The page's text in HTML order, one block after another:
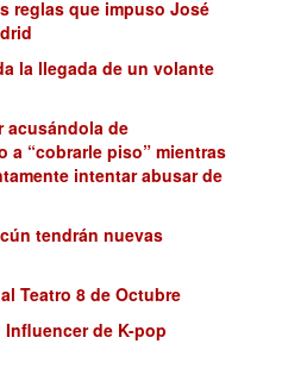
reglas que impuso José
la llegada de un volante
acusándola de
a “cobrarle piso” mientras
intentar abusar de
tendrán nuevas
Teatro 8 de Octubre
de K-pop